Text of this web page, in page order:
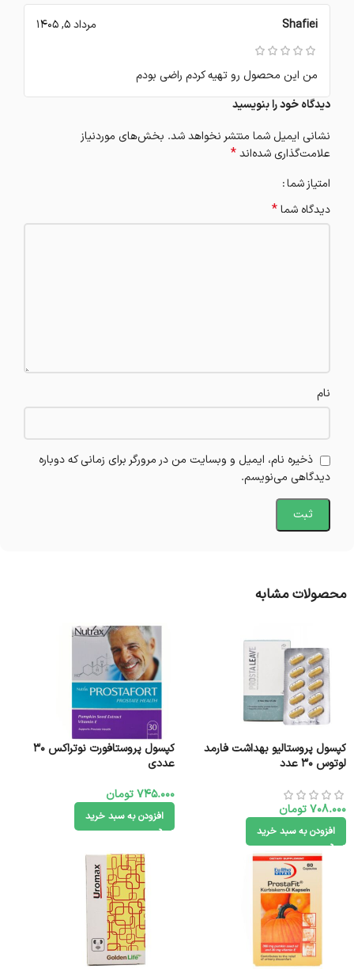
Shafiei مرداد 5, 1405
من این محصول رو تهیه کردم راضی بودم
دیدگاه خود را بنویسید
نشانی ایمیل شما منتشر نخواهد شد. بخش‌های موردنیاز
علامت‌گذاری شده‌اند*
امتیاز شما
دیدگاه شما*
نام
ذخیره نام، ایمیل و وبسایت من در مرورگر برای زمانی که دوباره
دیدگاهی می‌نویسم.
محصولات مشابه
کپسول پروستالیو بهداشت فارمد
لوتوس 30 عدد
708.000تومان
افزودن به سبد خرید
کپسول پروستافورت نوتراکس 30
عددی
745.000تومان
افزودن به سبد خرید